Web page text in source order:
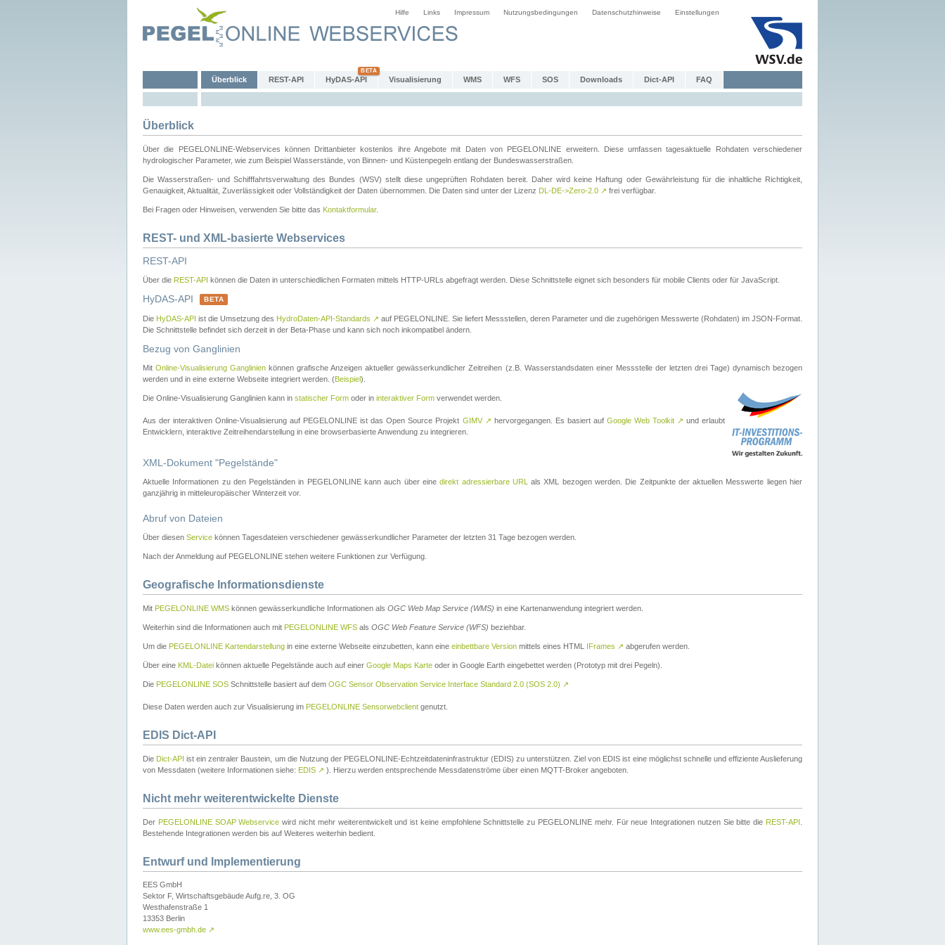
Hilfe Links Impressum Nutzungsbedingungen Datenschutzhinweise Einstellungen
Überblick REST-API HyDAS-API Visualisierung WMS WFS SOS Downloads Dict-API FAQ
Überblick
Über die PEGELONLINE-Webservices können Drittanbieter kostenlos ihre Angebote mit Daten von PEGELONLINE erweitern. Diese umfassen tagesaktuelle Rohdaten verschiedener
hydrologischer Parameter, wie zum Beispiel Wasserstände, von Binnen- und Küstenpegeln entlang der Bundeswasserstraßen.
Die Wasserstraßen- und Schifffahrtsverwaltung des Bundes (WSV) stellt diese ungeprüften Rohdaten bereit. Daher wird keine Haftung oder Gewährleistung für die inhaltliche Richtigkeit,
Genauigkeit, Aktualität, Zuverlässigkeit oder Vollständigkeit der Daten übernommen. Die Daten sind unter der Lizenz DL-DE->Zero-2.0 ↗ frei verfügbar.
Bei Fragen oder Hinweisen, verwenden Sie bitte das Kontaktformular.
REST- und XML-basierte Webservices
REST-API
Über die REST-API können die Daten in unterschiedlichen Formaten mittels HTTP-URLs abgefragt werden. Diese Schnittstelle eignet sich besonders für mobile Clients oder für JavaScript.
HyDAS-API BETA
Die HyDAS-API ist die Umsetzung des HydroDaten-API-Standards ↗ auf PEGELONLINE. Sie liefert Messstellen, deren Parameter und die zugehörigen Messwerte (Rohdaten) im JSON-Format.
Die Schnittstelle befindet sich derzeit in der Beta-Phase und kann sich noch inkompatibel ändern.
Bezug von Ganglinien
MitOnline-Visualisierung Ganglinien können grafische Anzeigen aktueller gewässerkundlicher Zeitreihen (z.B. Wasserstandsdaten einer Messstelle der letzten drei Tage) dynamisch bezogen
werden und in eine externe Webseite integriert werden. (Beispiel).
Die Online-Visualisierung Ganglinien kann in statischer Form oder in interaktiver Form verwendet werden.
Aus der interaktiven Online-Visualisierung auf PEGELONLINE ist das Open Source Projekt GIMV ↗ hervorgegangen. Es basiert auf Google Web Toolkit ↗ und erlaubt
Entwicklern, interaktive Zeitreihendarstellung in eine browserbasierte Anwendung zu integrieren.
XML-Dokument "Pegelstände"
Aktuelle Informationen zu den Pegelständen in PEGELONLINE kann auch über einedirekt adressierbare URL
als XML bezogen werden. Die Zeitpunkte der aktuellen Messwerte liegen hier
ganzjährig in mitteleuropäischer Winterzeit vor.
Abruf von Dateien
Über diesen Service können Tagesdateien verschiedener gewässerkundlicher Parameter der letzten 31 Tage bezogen werden.
Nach der Anmeldung auf PEGELONLINE stehen weitere Funktionen zur Verfügung.
Geografische Informationsdienste
Mit PEGELONLINE WMS können gewässerkundliche Informationen als OGC Web Map Service (WMS) in eine Kartenanwendung integriert werden.
Weiterhin sind die Informationen auch mit PEGELONLINE WFS als OGC Web Feature Service (WFS) beziehbar.
Um die PEGELONLINE Kartendarstellung in eine externe Webseite einzubetten, kann eine einbettbare Version mittels eines HTML IFrames ↗ abgerufen werden.
Über eine KML-Datei können aktuelle Pegelstände auch auf einer Google Maps Karte oder in Google Earth eingebettet werden (Prototyp mit drei Pegeln).
Die PEGELONLINE SOS Schnittstelle basiert auf dem OGC Sensor Observation Service Interface Standard 2.0 (SOS 2.0) ↗
Diese Daten werden auch zur Visualisierung im PEGELONLINE Sensorwebclient genutzt.
EDIS Dict-API
Die Dict-API ist ein zentraler Baustein, um die Nutzung der PEGELONLINE-Echtzeitdateninfrastruktur (EDIS) zu unterstützen. Ziel von EDIS ist eine möglichst schnelle und effiziente Auslieferung
von Messdaten (weitere Informationen siehe: EDIS ↗ ). Hierzu werden entsprechende Messdatenströme über einen MQTT-Broker angeboten.
Nicht mehr weiterentwickelte Dienste
Der PEGELONLINE SOAP Webservice wird nicht mehr weiterentwickelt und ist keine empfohlene Schnittstelle zu PEGELONLINE mehr. Für neue Integrationen nutzen Sie bitte die REST-API
Bestehende Integrationen werden bis auf Weiteres weiterhin bedient.
Entwurf und Implementierung
EES GmbH
Sektor F, Wirtschaftsgebäude Aufg.re, 3. OG
Westhafenstraße 1
13353 Berlin
www.ees-gmbh.de ↗